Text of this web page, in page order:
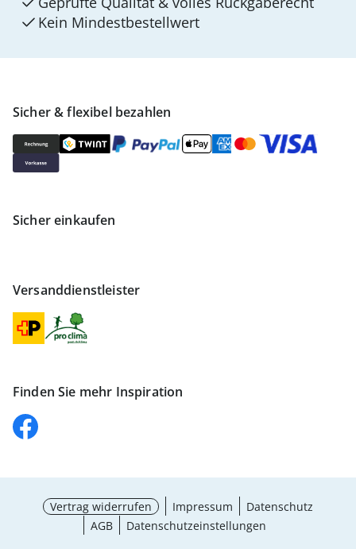
Sicher & flexibel bezahlen
Sicher einkaufen
Versanddienstleister
Finden Sie mehr Inspiration
Kein Mindest­bestellwert
Vertrag widerrufen Impressum
Datenschutz
AGB
Datenschutzeinstellungen